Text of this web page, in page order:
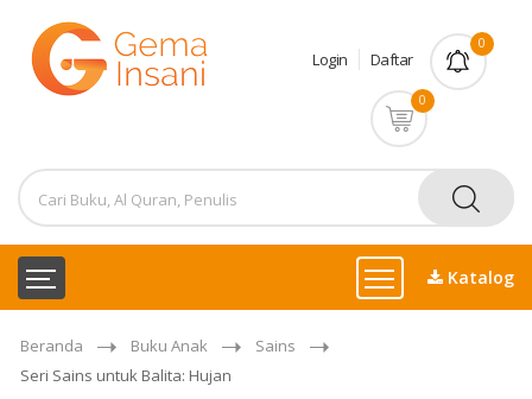
Login Daftar
0
0
Katalog
Beranda Buku Anak
Sains
Seri Sains untuk Balita: Hujan